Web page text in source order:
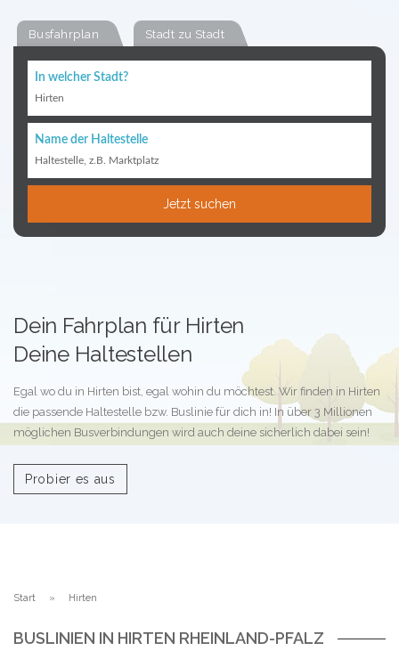
Busfahrplan Stadt zu Stadt
In welcher Stadt?
Hirten
Name der Haltestelle
Haltestelle, z.B. Marktplatz
Jetzt suchen
Dein Fahrplan für Hirten
Deine Haltestellen
Egal wo du in Hirten bist, egal wohin du möchtest. Wir finden in Hirten
die passende Haltestelle bzw. Buslinie für dich in! In über 3 Millionen
möglichen Busverbindungen wird auch deine sicherlich dabei sein!
Probier es aus
Start Hirten
BUSLINIEN IN HIRTEN RHEINLAND-PFALZ